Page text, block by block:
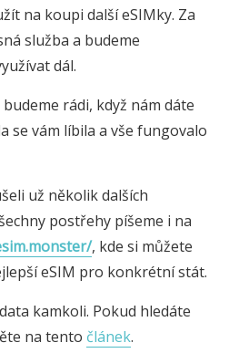
na koupi další eSIMky. Za
služba a budeme
dál.
rádi, když nám dáte
se vám líbila a vše fungovalo
už několik dalších
postřehy píšeme i na
, kde si můžete
eSIM pro konkrétní stát.
kamkoli. Pokud hledáte
na tento článek.